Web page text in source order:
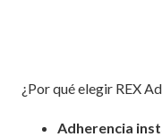
¿Por qué elegir REX
Adherencia